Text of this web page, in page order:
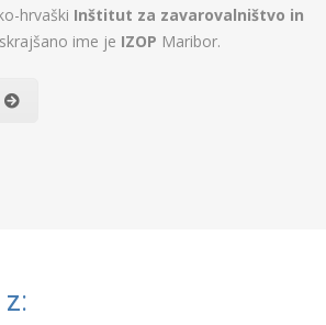
hrvaški Inštitut za zavarovalništvo in
ime je IZOP Maribor.